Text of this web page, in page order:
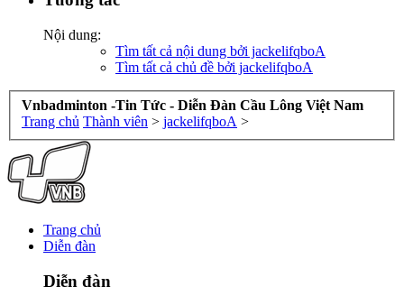
Nội dung:
Tìm tất cả nội dung bởi jackelifqboA
Tìm tất cả chủ đề bởi jackelifqboA
Vnbadminton -Tin Tức - Diễn Đàn Cầu Lông Việt Nam
Trang chủ Thành viên > jackelifqboA >
Trang chủ
Diễn đàn
Diễn đàn